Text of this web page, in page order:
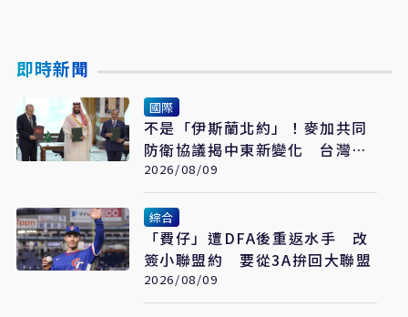
即時新聞
國際
不是「伊斯蘭北約」！麥加共同
防衛協議揭中東新變化 台灣該
看懂「多層次安全」
2026/08/09
綜合
「費仔」遭DFA後重返水手 改
簽小聯盟約 要從3A拚回大聯盟
2026/08/09